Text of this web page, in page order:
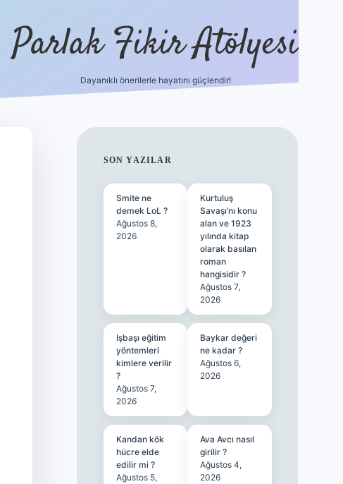
Parlak Fikir Atölyesi
Dayanıklı önerilerle hayatını güçlendir!
SIDEBAR
SON YAZILAR
Smite ne
demek LoL ?
Ağustos 8,
2026
Kurtuluş
Savaşı’nı konu
alan ve 1923
yılında kitap
olarak basılan
roman
hangisidir ?
Ağustos 7,
2026
Işbaşı eğitim
yöntemleri
kimlere verilir
?
Ağustos 7,
2026
Baykar değeri
ne kadar ?
Ağustos 6,
2026
Kandan kök
hücre elde
edilir mi ?
Ağustos 5,
Ava Avcı nasıl
girilir ?
Ağustos 4,
2026
ilbet casino